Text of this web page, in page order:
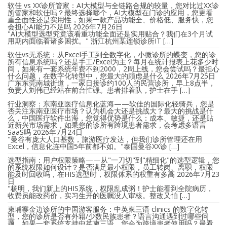
软佳 vs XX诊所管家：AI大模型与全链路合规的较量，您对比过XX诊
所管家和软佳吗？最终选择哪个，AI大模型在门诊的应用，您更看
重全面性还是实用性，如果一款产品功能全、价格低、服务快，您
会担心AI能力不足吗 2026年7月26日
"AI大模型选型究竟该看重功能全面还是实用贴合？我们在3个月试
用期内面临着诸多困扰。" 浙江杭州某连锁诊所IT […]
软佳vs无系统：从Excel手工到全数字化，小微诊所的蝶变，您的诊
所有信息系统吗？还是手工/Excel为主？每月在统计报表上花多少时
间，如果有一套系统年费不到2000，2周上线，您会尝试吗？最担心
什么问题，在数字化转型中，您最大的顾虑是什么 2026年7月25日
广东东莞南城街道，一家日接诊约100人的民营诊所，早上8点半，
负责人刘伟已经站在前台忙碌。患者排着队，护士在手 […]
行业洞察：东南亚医疗信息化蓝海——软佳的国际化轻骑兵，您是
否关注东南亚医疗市场？认为机会大还是挑战大？最大的挑战是什
么，中国医疗软件出海，您觉得优势是什么：成本、敏捷，还是贴
近新兴市场需求，如果您的诊所有跨境患者需求，会考虑多语言
SaaS吗 2026年7月24日
"曼谷有庞大人口基数，旅游医疗发达，但我们诊所管理还在用
Excel，信息化连中国5年前都不如。"泰国曼谷XX诊 […]
选型指南：用户权限策略——从"一刀切"到"精细化"的选型逻辑，您
的系统权限如何设计？是否满足最小权限，员工转岗、离职，权限
能及时回收吗，在HIS选型时，权限体系的权重有多高 2026年7月23
日
"杨明，我们新上的HIS系统，权限乱成粥！护士能看到全院病历，
收费员能改药价，实习生开的医嘱没人审核。整改又怕 […]
柬埔寨金边诊所的中国游客服务：中英柬三语 clinics 的数字化转
型，您的诊所是否有外籍/少数民族患者？语言沟通遇到过哪些问